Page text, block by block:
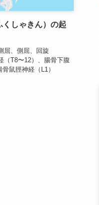
くしゃきん）の起
屈、側屈、回旋
（T8〜12）、腸骨下腹
鼠脛神経（L1）